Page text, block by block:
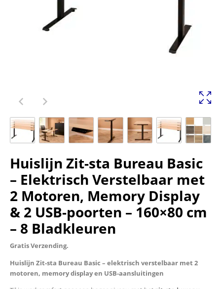
Huislijn Zit-sta Bureau Basic
– Elektrisch Verstelbaar met
2 Motoren, Memory Display
& 2 USB-poorten – 160×80 cm
– 8 Bladkleuren
Gratis Verzending.
Huislijn Zit-sta Bureau Basic – elektrisch verstelbaar met 2
motoren, memory display en USB-aansluitingen